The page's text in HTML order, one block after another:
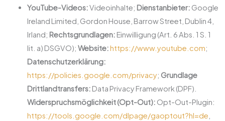
YouTube-Videos:Videoinhalte; Dienstanbieter: Google
Ireland Limited, Gordon House, Barrow Street, Dublin 4,
Irland; Rechtsgrundlagen: Einwilligung (Art. 6 Abs. 1 S. 1
lit. a) DSGVO); Website:https://www.youtube.com;
Datenschutzerklärung:
https://policies.google.com/privacy; Grundlage
Drittlandtransfers: Data Privacy Framework (DPF).
Widerspruchsmöglichkeit (Opt-Out): Opt-Out-Plugin:
https://tools.google.com/dlpage/gaoptout?hl=de